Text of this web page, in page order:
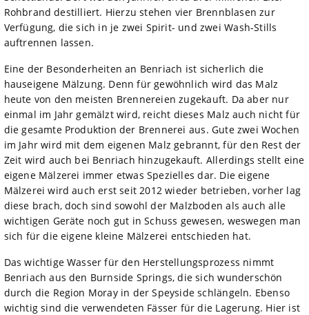
Rohbrand destilliert. Hierzu stehen vier Brennblasen zur
Verfügung, die sich in je zwei Spirit- und zwei Wash-Stills
auftrennen lassen.
Eine der Besonderheiten an Benriach ist sicherlich die
hauseigene Mälzung. Denn für gewöhnlich wird das Malz
heute von den meisten Brennereien zugekauft. Da aber nur
einmal im Jahr gemälzt wird, reicht dieses Malz auch nicht für
die gesamte Produktion der Brennerei aus. Gute zwei Wochen
im Jahr wird mit dem eigenen Malz gebrannt, für den Rest der
Zeit wird auch bei Benriach hinzugekauft. Allerdings stellt eine
eigene Mälzerei immer etwas Spezielles dar. Die eigene
Mälzerei wird auch erst seit 2012 wieder betrieben, vorher lag
diese brach, doch sind sowohl der Malzboden als auch alle
wichtigen Geräte noch gut in Schuss gewesen, weswegen man
sich für die eigene kleine Mälzerei entschieden hat.
Das wichtige Wasser für den Herstellungsprozess nimmt
Benriach aus den Burnside Springs, die sich wunderschön
durch die Region Moray in der Speyside schlängeln. Ebenso
wichtig sind die verwendeten Fässer für die Lagerung. Hier ist